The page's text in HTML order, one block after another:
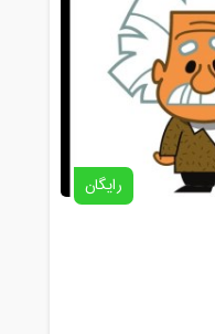
رایگان